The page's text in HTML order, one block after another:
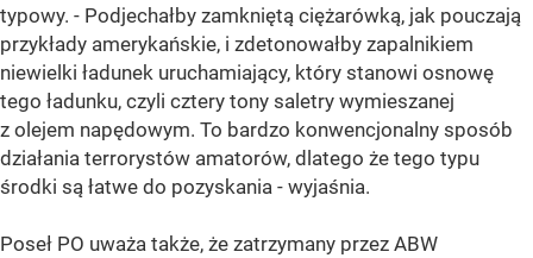
typowy. - Podjechałby zamkniętą ciężarówką, jak pouczają
przykłady amerykańskie, i zdetonowałby zapalnikiem
niewielki ładunek uruchamiający, który stanowi osnowę
tego ładunku, czyli cztery tony saletry wymieszanej
z olejem napędowym. To bardzo konwencjonalny sposób
działania terrorystów amatorów, dlatego że tego typu
środki są łatwe do pozyskania - wyjaśnia.
Poseł PO uważa także, że zatrzymany przez ABW